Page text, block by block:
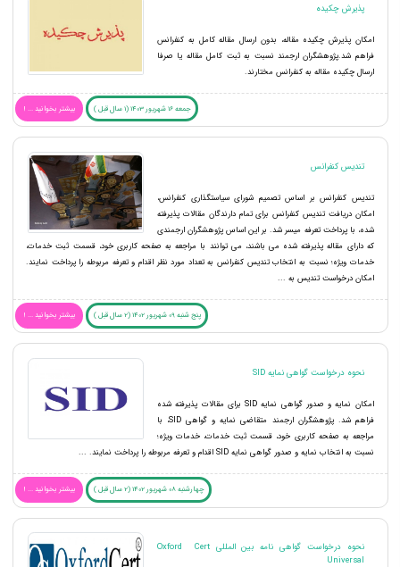
پذیرش چکیده
امکان پذیرش چکیده مقاله، بدون ارسال مقاله کامل به کنفرانس
فراهم شد.پژوهشگران ارجمند نسبت به ثبت کامل مقاله یا صرفا
ارسال چکیده مقاله به کنفرانس مختارند.
جمعه 16 شهریور 1403 (1 سال قبل ) بیشتر بخوانید ... !
تندیس کنفرانس
تندیس کنفرانس بر اساس تصمیم شورای سیاستگذاری کنفرانس،
امکان دریافت تندیس کنفرانس برای تمام دارندگان مقالات پذیرفته
شده، با پرداخت تعرفه میسر شد. بر این اساس پژوهشگران ارجمندی
که دارای مقاله پذیرفته شده می باشند، می توانند با مراجعه به صفحه کاربری خود، قسمت ثبت خدمات،
خدمات ویژه؛ نسبت به انتخاب تندیس کنفرانس به تعداد مورد نظر اقدام و تعرفه مربوطه را پرداخت نمایند.
امکان درخواست تندیس به ...
پنج شنبه 09 شهریور 1402 (2 سال قبل ) بیشتر بخوانید ... !
نحوه درخواست گواهی نمایه SID
امکان نمایه و صدور گواهی نمایه SID برای مقالات پذیرفته شده
فراهم شد. پژوهشگران ارجمند متقاضی نمایه و گواهی SID، با
مراجعه به صفحه کاربری خود، قسمت ثبت خدمات، خدمات ویژه؛
نسبت به انتخاب نمایه و صدور گواهی نمایه SID اقدام و تعرفه مربوطه را پرداخت نمایند. ...
چهارشنبه 08 شهریور 1402 (2 سال قبل ) بیشتر بخوانید ... !
نحوه درخواست گواهی نامه بین المللی Oxford Cert
Universal